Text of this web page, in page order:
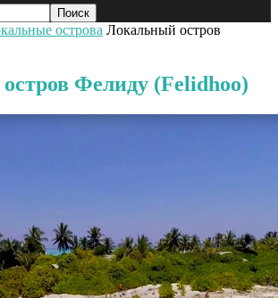
острова Локальный остров
Фелиду (Felidhoo)